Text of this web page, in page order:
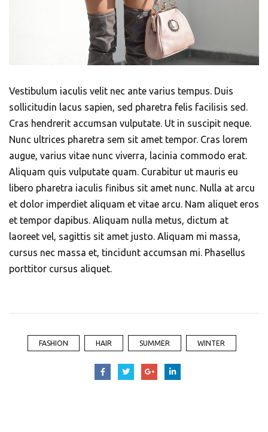
Vestibulum iaculis velit nec ante varius tempus. Duis
sollicitudin lacus sapien, sed pharetra felis facilisis sed.
Cras hendrerit accumsan vulputate. Ut in suscipit neque.
Nunc ultrices pharetra sem sit amet tempor. Cras lorem
augue, varius vitae nunc viverra, lacinia commodo erat.
Aliquam quis vulputate quam. Curabitur ut mauris eu
libero pharetra iaculis finibus sit amet nunc. Nulla at arcu
et dolor imperdiet aliquam et vitae arcu. Nam aliquet eros
et tempor dapibus. Aliquam nulla metus, dictum at
laoreet vel, sagittis sit amet justo. Aliquam mi massa,
cursus nec massa et, tincidunt accumsan mi. Phasellus
porttitor cursus aliquet.
FASHION HAIR SUMMER WINTER